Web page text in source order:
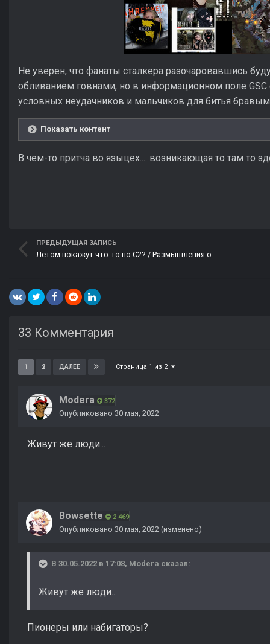
Не уверен, что фанаты сталкера разочаровавшись
обливанием говнами, но в информационном поле GSC
условных неудачников и мальчиков для битья
Показать контент
В чем-то притча во языцех.... возникающая то там то
ПРЕДЫДУЩАЯ ЗАПИСЬ
33 Комментария
1 2 ДАЛЕЕ Страница 1 из 2
Modera 372
Опубликовано 30 мая, 2022
Живут же люди...
Bowsette 2 469
Опубликовано 30 мая, 2022 (изменено)
В 30.05.2022 в 17:08, Modera сказал:
Живут же люди...
Пионеры или набигаторы?